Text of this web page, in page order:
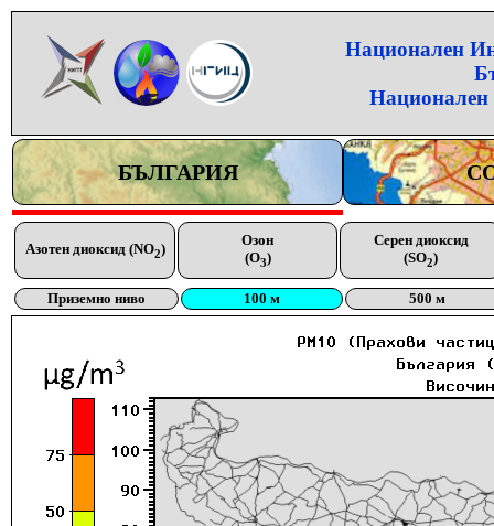
Национален
Национален
БЪЛГАРИЯ
Азотен диоксид (NO2)
Озон
(O3)
Серен диоксид
(SO2)
Приземно ниво 100 м 500 м